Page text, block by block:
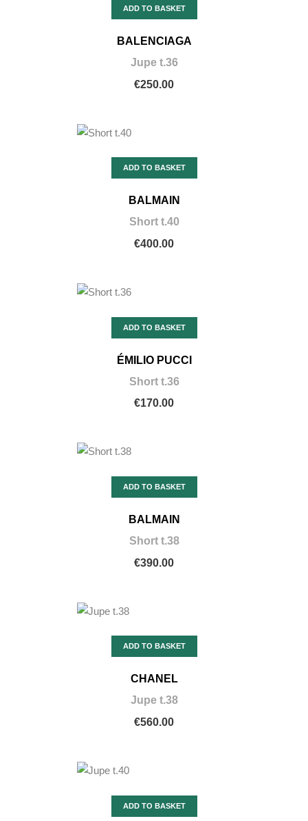
ADD TO BASKET
BALENCIAGA
Jupe t.36
€250.00
ADD TO BASKET
BALMAIN
Short t.40
€400.00
ADD TO BASKET
ÉMILIO PUCCI
Short t.36
€170.00
ADD TO BASKET
BALMAIN
Short t.38
€390.00
ADD TO BASKET
CHANEL
Jupe t.38
€560.00
ADD TO BASKET